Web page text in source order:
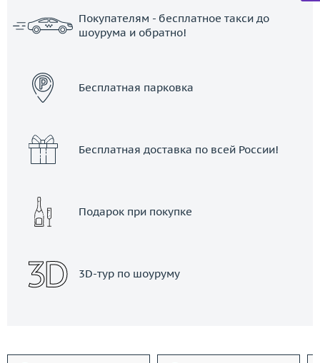
Покупателям - бесплатное такси до
шоурума и обратно!
Бесплатная парковка
Бесплатная доставка по всей России!
Подарок при покупке
3D-тур по шоуруму